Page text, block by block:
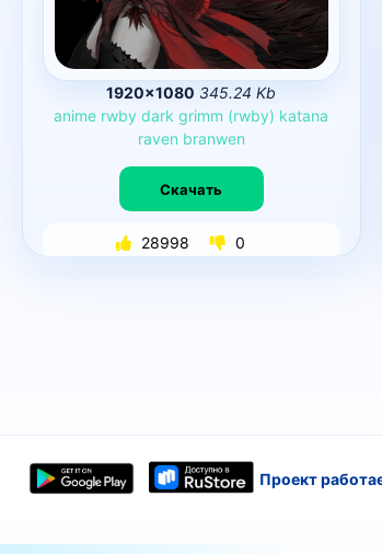
1920×1080 345.24 Kb
anime rwby dark grimm (rwby) katana
raven branwen
Скачать
28998 0
Проект